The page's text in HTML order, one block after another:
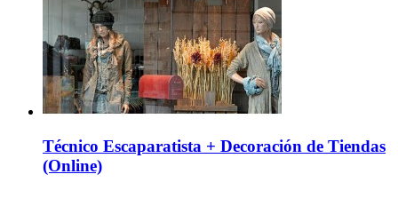
Técnico Escaparatista + Decoración de Tiendas
(Online)